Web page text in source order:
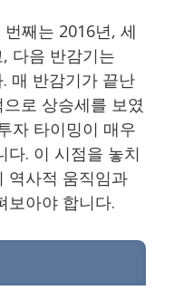
째는 2016년, 세
다음 반감기는
매 반감기가 끝난
로 상승세를 보였
자 타이밍이 매우
다. 이 시점을 놓치
역사적 움직임과
보아야 합니다.